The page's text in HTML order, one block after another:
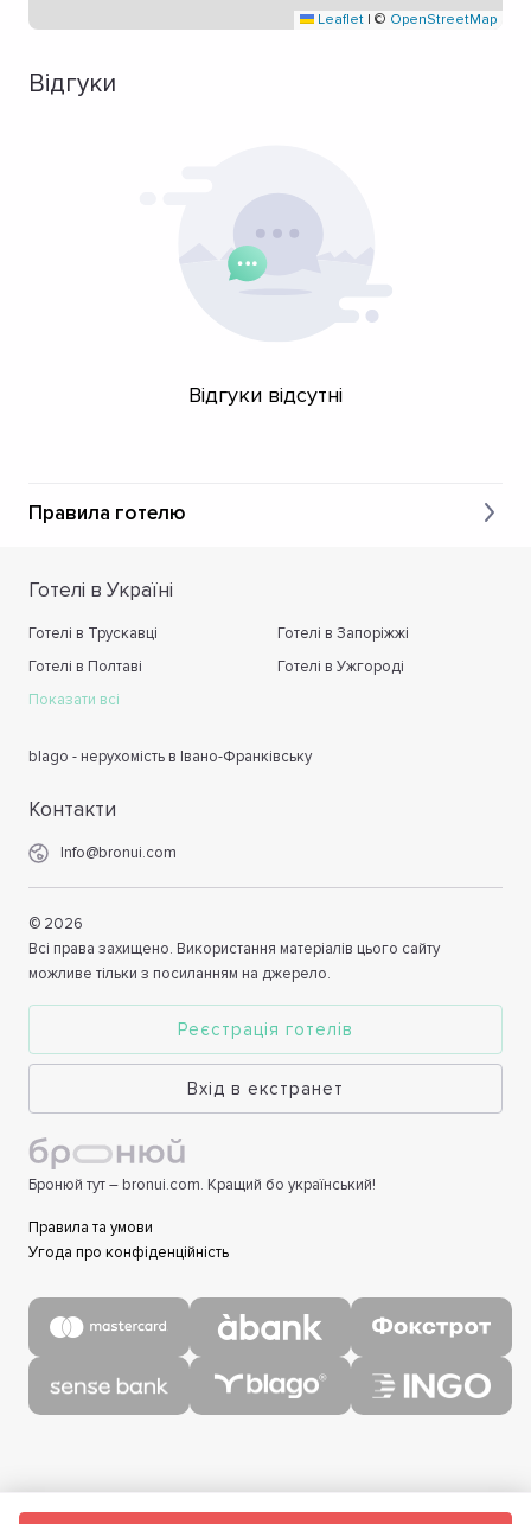
Leaflet | © OpenStreetMap
Відгуки
Відгуки відсутні
Правила готелю
Готелі в Україні
Готелі в Трускавці
Готелі в Запоріжжі
Готелі в Полтаві
Готелі в Ужгороді
Показати всі
blago - нерухомість в Івано-Франківську
Контакти
Info@bronui.com
© 2026
Всі права захищено. Використання матеріалів цього сайту
можливе тільки з посиланням на джерело.
Реєстрація готелів
Вхід в екстранет
Бронюй тут – bronui.com. Кращий бо український!
Правила та умови
Угода про конфіденційність